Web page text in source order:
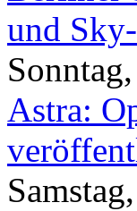
und
Astra: